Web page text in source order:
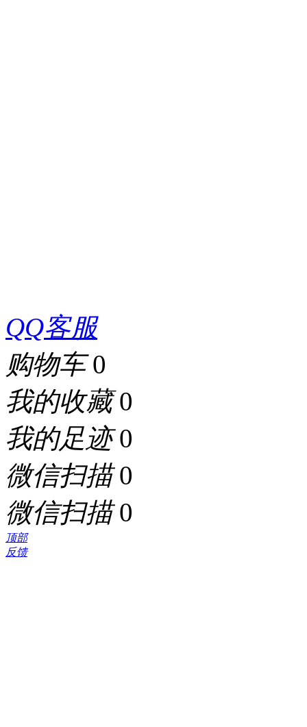
QQ客服
购物车 0
我的收藏 0
我的足迹 0
微信扫描 0
微信扫描 0
顶部
反馈